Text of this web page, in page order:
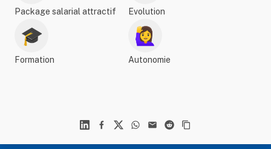
Package salarial attractif Evolution
🎓
Formation
🙋‍♀️
Autonomie
LinkedinFacebook
X WhatsApp
MailReddit